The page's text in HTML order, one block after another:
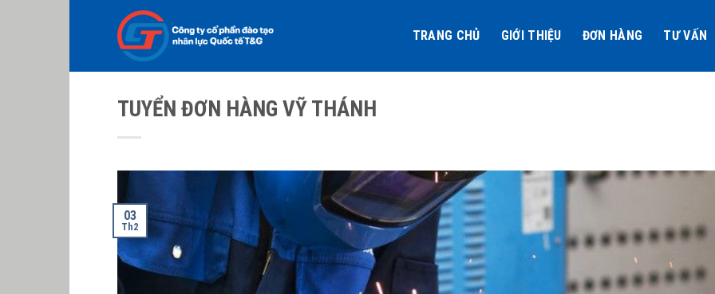
TRANG CHỦ GIỚI THIỆU ĐƠN HÀNG TƯ VẤN
TUYỂN ĐƠN HÀNG VỸ THÁNH
03
Th2